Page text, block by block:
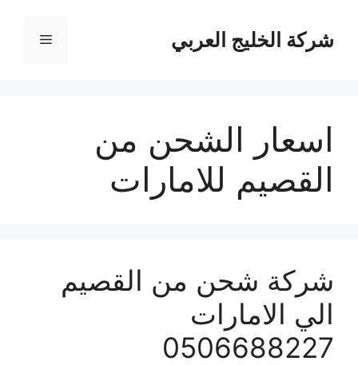
المحتوىشركة الخليج العربي القائمة
اسعار الشحن من
القصيم للامارات
شركة شحن من القصيم
الي الامارات
0506688227